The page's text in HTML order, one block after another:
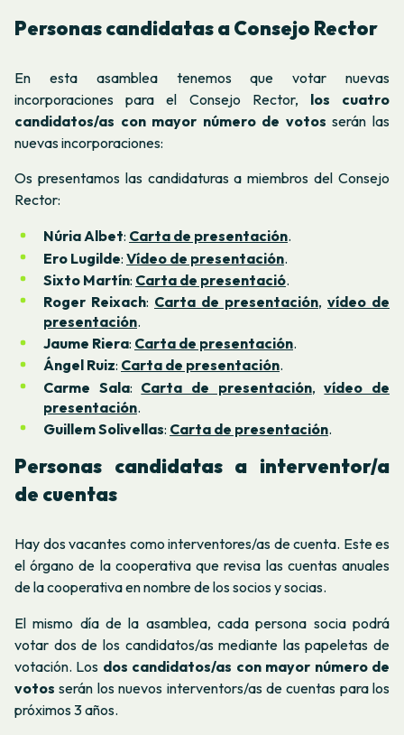
Personas candidatas a Consejo Rector
En esta asamblea tenemos que votar nuevas
incorporaciones para el Consejo Rector, los cuatro
candidatos/as con mayor número de votos serán las
nuevas incorporaciones:
Os presentamos las candidaturas a miembros del Consejo
Rector:
Núria Albet: Carta de presentación.
Ero Lugilde: Vídeo de presentación.
Sixto Martín: Carta de presentació.
Roger Reixach: Carta de presentación, vídeo de
presentación.
Jaume Riera: Carta de presentación.
Ángel Ruiz: Carta de presentación.
Carme Sala: Carta de presentación,vídeo de
presentación.
Guillem Solivellas: Carta de presentación.
Personas candidatas a interventor/a
de cuentas
Hay dos vacantes como interventores/as de cuenta. Este es
el órgano de la cooperativa que revisa las cuentas anuales
de la cooperativa en nombre de los socios y socias.
El mismo día de la asamblea, cada persona socia podrá
votar dos de los candidatos/as mediante las papeletas de
votación. Los dos candidatos/as con mayor número de
votos serán los nuevos interventors/as de cuentas para los
próximos 3 años.